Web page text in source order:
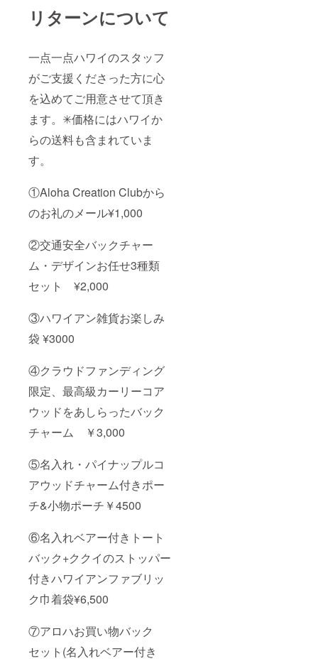
リターンについて
一点一点ハワイのスタッフ
がご支援くださった方に心
を込めてご用意させて頂き
ます。✳︎価格にはハワイか
らの送料も含まれていま
す。
①Aloha Creation Clubから
のお礼のメール¥1,000
②交通安全バックチャー
ム・デザインお任せ3種類
セット ¥2,000
③ハワイアン雑貨お楽しみ
袋 ¥3000
④クラウドファンディング
限定、最高級カーリーコア
ウッドをあしらったバック
チャーム ￥3,000
⑤名入れ・パイナップルコ
アウッドチャーム付きポー
チ&小物ポーチ￥4500
⑥名入れベアー付きトート
バック+ククイのストッパー
付きハワイアンファブリッ
ク巾着袋¥6,500
⑦アロハお買い物バック
セット(名入れベアー付き